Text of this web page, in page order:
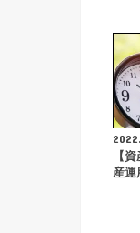
【
産運